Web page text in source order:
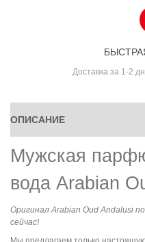
Доставка за 1-2
ОПИСАНИЕ
Мужская
вода Arabian
Оригинал Arabian Oud Andalusi
сейчас!